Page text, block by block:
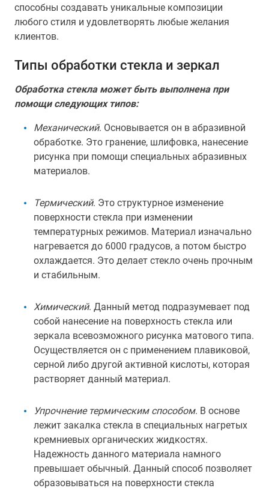
способны создавать уникальные композиции
любого стиля и удовлетворять любые желания
клиентов.
Типы обработки стекла и зеркал
Обработка стекла может быть выполнена при
помощи следующих типов:
Механический. Основывается он в абразивной
обработке. Это гранение, шлифовка, нанесение
рисунка при помощи специальных абразивных
материалов.
Термический. Это структурное изменение
поверхности стекла при изменении
температурных режимов. Материал изначально
нагревается до 6000 градусов, а потом быстро
охлаждается. Это делает стекло очень прочным
и стабильным.
Химический. Данный метод подразумевает под
собой нанесение на поверхность стекла или
зеркала всевозможного рисунка матового типа.
Осуществляется он с применением плавиковой,
серной либо другой активной кислоты, которая
растворяет данный материал.
Упрочнение термическим способом. В основе
лежит закалка стекла в специальных нагретых
кремниевых органических жидкостях.
Надежность данного материала намного
превышает обычный. Данный способ позволяет
образовываться на поверхности стекла